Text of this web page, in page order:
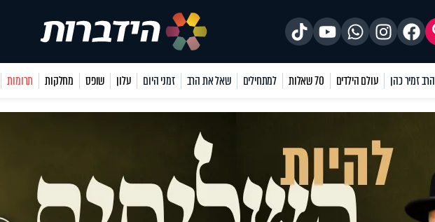
הרב זמיר כהן עולם הילדים 70 שאלות למתחילים שאל את הרב זמני היום עלון שופס מחלקות תרומות